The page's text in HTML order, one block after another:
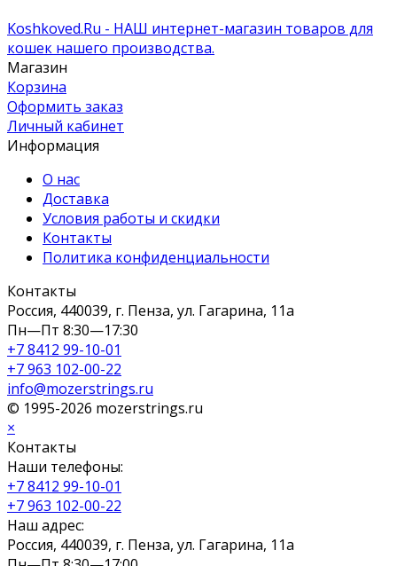
Koshkoved.Ru - НАШ интернет-магазин товаров для
кошек нашего производства.
Магазин
Корзина
Оформить заказ
Личный кабинет
Информация
О нас
Доставка
Условия работы и скидки
Контакты
Политика конфиденциальности
Контакты
Россия, 440039, г. Пенза, ул. Гагарина, 11а
Пн—Пт 8:30—17:30
+7 8412 99-10-01
+7 963 102-00-22
info@mozerstrings.ru
© 1995-2026 mozerstrings.ru
×
Контакты
Наши телефоны:
+7 8412 99-10-01
+7 963 102-00-22
Наш адрес:
Россия, 440039, г. Пенза, ул. Гагарина, 11а